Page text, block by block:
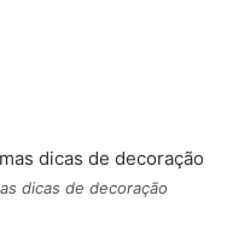
dicas de decoração